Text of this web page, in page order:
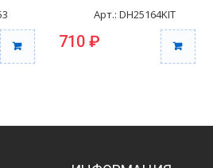
Арт.: DH25164KIT
710 ₽